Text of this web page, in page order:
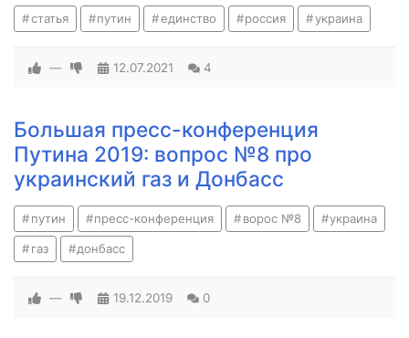
статья путин единство россия украина
— 12.07.2021 4
Большая пресс-конференция
Путина 2019: вопрос №8 про
украинский газ и Донбасс
путин пресс-конференция ворос №8 украина
газ донбасс
— 19.12.2019 0